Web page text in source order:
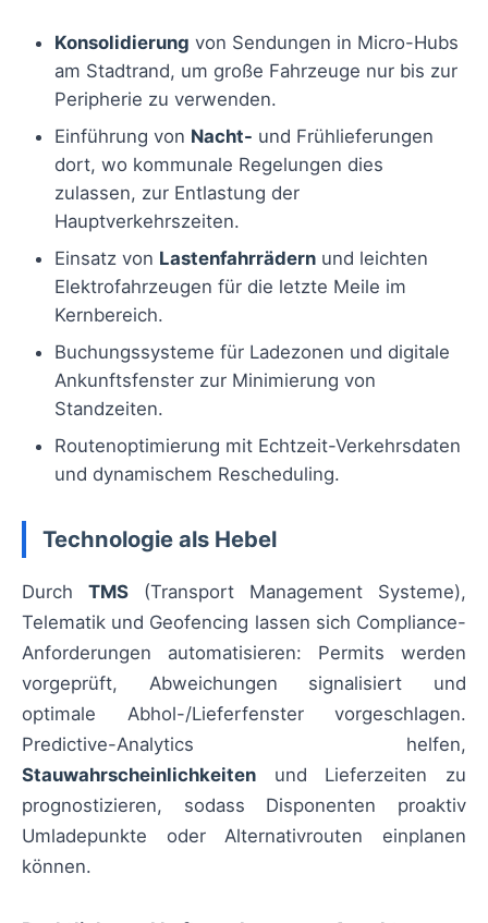
Konsolidierung von Sendungen in Micro-Hubs
am Stadtrand, um große Fahrzeuge nur bis zur
Peripherie zu verwenden.
Einführung von Nacht- und Frühlieferungen
dort, wo kommunale Regelungen dies
zulassen, zur Entlastung der
Hauptverkehrszeiten.
Einsatz von Lastenfahrrädern und leichten
Elektrofahrzeugen für die letzte Meile im
Kernbereich.
Buchungssysteme für Ladezonen und digitale
Ankunftsfenster zur Minimierung von
Standzeiten.
Routenoptimierung mit Echtzeit-Verkehrsdaten
und dynamischem Rescheduling.
Technologie als Hebel
Durch TMS (Transport Management Systeme),
Telematik und Geofencing lassen sich Compliance-
Anforderungen automatisieren: Permits werden
vorgeprüft, Abweichungen signalisiert und
optimale Abhol-/Lieferfenster vorgeschlagen.
Predictive-Analytics helfen,
Stauwahrscheinlichkeiten und Lieferzeiten zu
prognostizieren, sodass Disponenten proaktiv
Umladepunkte oder Alternativrouten einplanen
können.